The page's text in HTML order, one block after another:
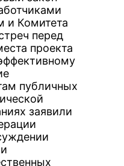
и Комитета
перед
проекта
публичных
заявили